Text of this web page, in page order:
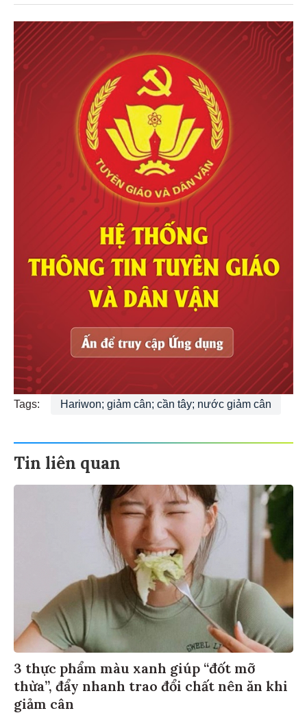
Tags: Hariwon; giảm cân; cần tây; nước giảm cân
Tin liên quan
3 thực phẩm màu xanh giúp “đốt mỡ
thừa”, đẩy nhanh trao đổi chất nên ăn khi
giảm cân